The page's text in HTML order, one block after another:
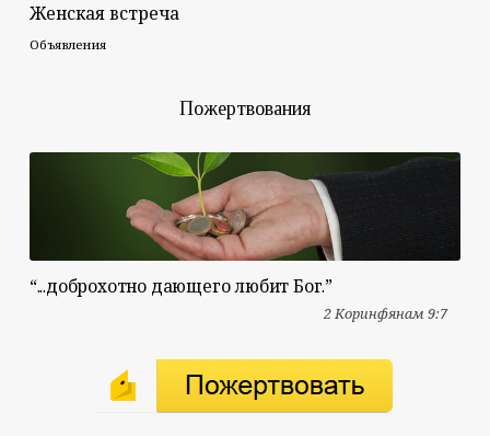
Женская встреча
Объявления
Пожертвования
“...доброхотно дающего любит Бог.”
2 Коринфянам 9:7